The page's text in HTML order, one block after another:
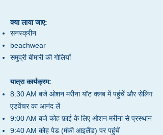
क्या लाया जाए:
सनस्क्रीन
beachwear
समुद्री बीमारी की गोलियाँ
यात्रा कार्यक्रम:
8:30 AM बजे ओशन मरीना यॉट क्लब में पहुंचें और सेलिंग
एडवेंचर का आनंद लें
9:00 AM बजे कोह फ़ाई के लिए ओशन मरीना से प्रस्थान
9:40 AM कोह पेड (मंकी आइलैंड) पर पहुंचें